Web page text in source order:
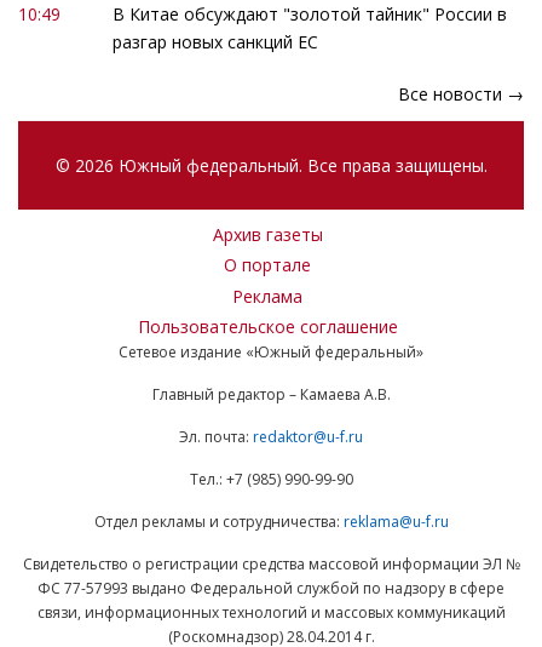
10:49
В Китае обсуждают "золотой тайник" России в
разгар новых санкций ЕС
Все новости →
© 2026 Южный федеральный. Все права защищены.
Архив газеты
О портале
Реклама
Пользовательское соглашение
Сетевое издание «Южный федеральный»
Главный редактор – Камаева А.В.
Эл. почта: redaktor@u-f.ru
Тел.: +7 (985) 990-99-90
Отдел рекламы и сотрудничества: reklama@u-f.ru
Свидетельство о регистрации средства массовой информации ЭЛ №
ФС 77-57993 выдано Федеральной службой по надзору в сфере
связи, информационных технологий и массовых коммуникаций
(Роскомнадзор) 28.04.2014 г.